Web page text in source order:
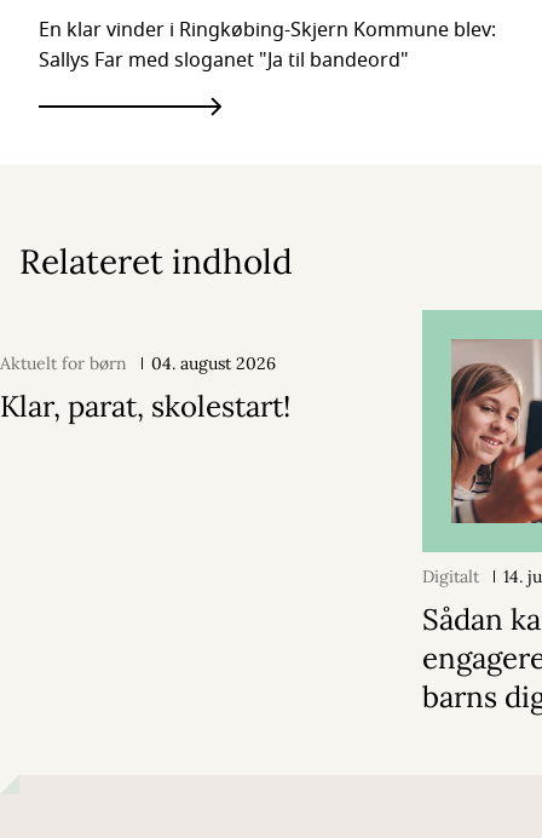
En klar vinder i Ringkøbing-Skjern Kommune blev:
Sallys Far med sloganet "Ja til bandeord"
Relateret indhold
Aktuelt for børn 04. august 2026
Klar, parat, skolestart!
Digitalt 14.
Sådan
barns